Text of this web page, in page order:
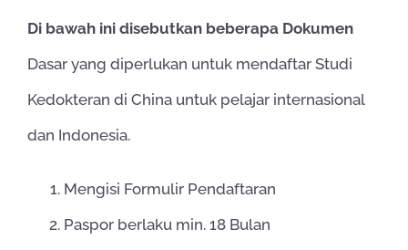
Di bawah ini disebutkan beberapa Dokumen
Dasar yang diperlukan untuk mendaftar Studi
Kedokteran di China untuk pelajar internasional
dan Indonesia.
Mengisi Formulir Pendaftaran
Paspor berlaku min. 18 Bulan